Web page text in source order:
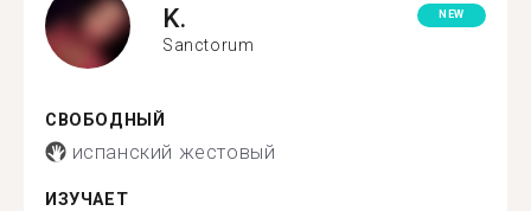
K.
Sanctorum
NEW
СВОБОДНЫЙ
испанский жестовый
ИЗУЧАЕТ